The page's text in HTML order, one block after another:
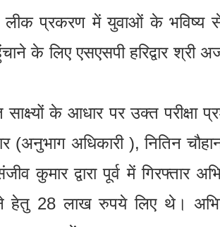
प्रकरण में युवाओं के भविष्य
के लिए एसएसपी हरिद्वार श्री
साक्ष्यों के आधार पर उक्त
(अनुभाग अधिकारी ), नितिन
कुमार द्वारा पूर्व में
हेतु 28 लाख रुपये लिए थे।